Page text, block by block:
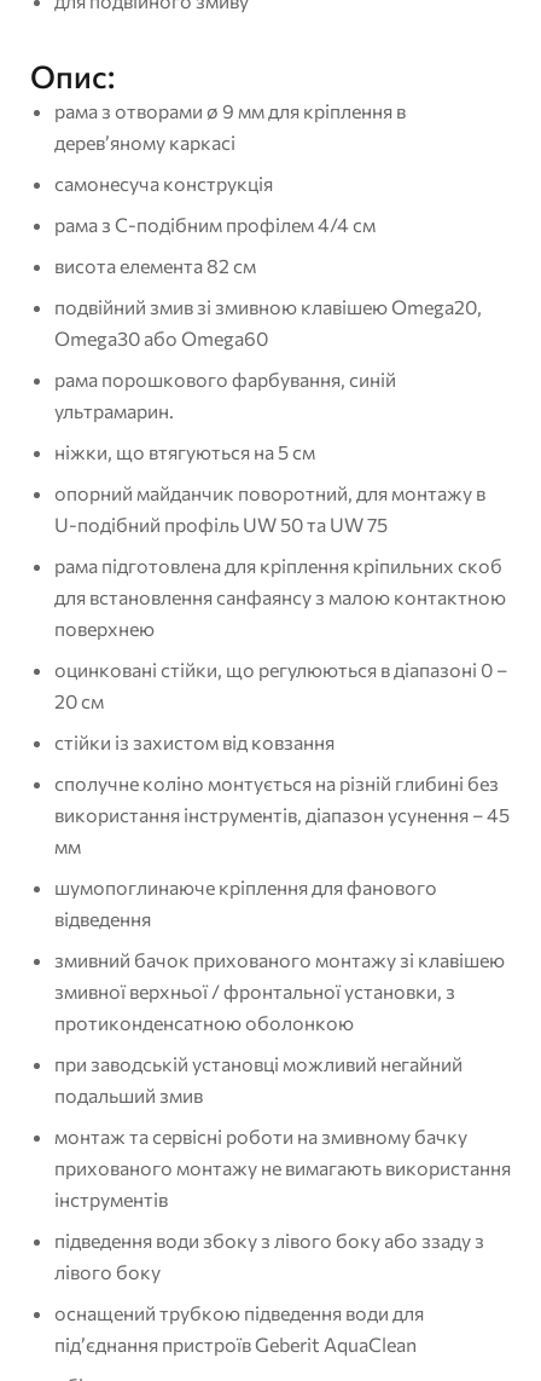
Опис:
рама з отворами ø 9 мм для кріплення в
дерев’яному каркасі
самонесуча конструкція
рама з C-подібним профілем 4/4 см
висота елемента 82 см
подвійний змив зі змивною клавішею Omega20,
Omega30 або Omega60
рама порошкового фарбування, синій
ультрамарин.
ніжки, що втягуються на 5 см
опорний майданчик поворотний, для монтажу в
U-подібний профіль UW 50 та UW 75
рама підготовлена ​​для кріплення кріпильних скоб
для встановлення санфаянсу з малою контактною
поверхнею
оцинковані стійки, що регулюються в діапазоні 0 –
20 см
стійки із захистом від ковзання
сполучне коліно монтується на різній глибині без
використання інструментів, діапазон усунення – 45
мм
шумопоглинаюче кріплення для фанового
відведення
змивний бачок прихованого монтажу зі клавішею
змивної верхньої / фронтальної установки, з
протиконденсатною оболонкою
при заводській установці можливий негайний
подальший змив
монтаж та сервісні роботи на змивному бачку
прихованого монтажу не вимагають використання
інструментів
підведення води збоку з лівого боку або ззаду з
лівого боку
оснащений трубкою підведення води для
під’єднання пристроїв Geberit AquaClean